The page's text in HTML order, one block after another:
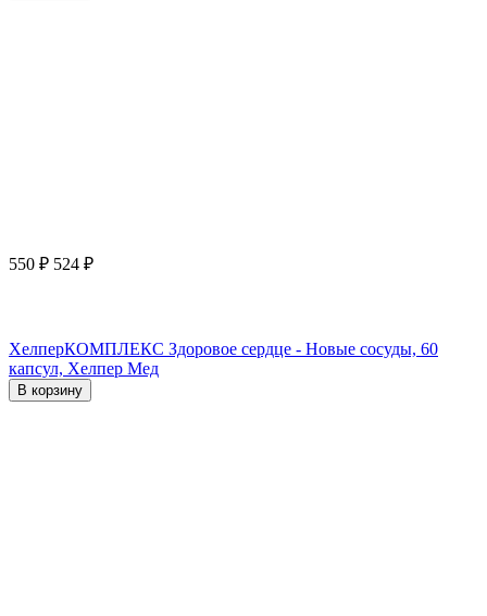
550 ₽ 524 ₽
ХелперКОМПЛЕКС Здоровое сердце - Новые сосуды, 60
капсул, Хелпер Мед
В корзину